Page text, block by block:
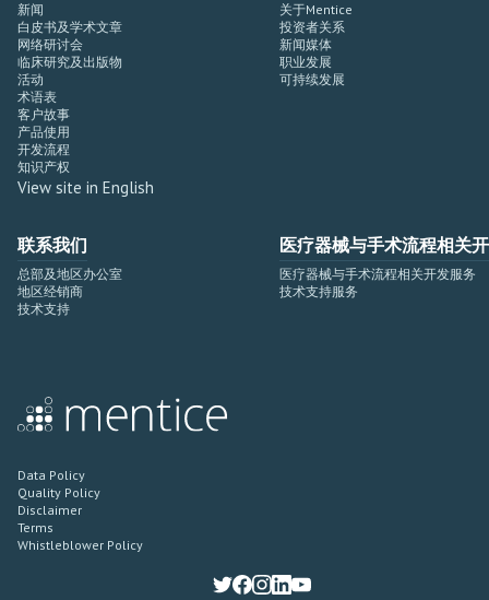
新闻
白皮书及学术文章
网络研讨会
临床研究及出版物
活动
术语表
客户故事
产品使用
开发流程
知识产权
View site in English
关于Mentice
投资者关系
新闻媒体
职业发展
可持续发展
联系我们
总部及地区办公室
地区经销商
技术支持
医疗器械与手术流程相关
医疗器械与手术流程相关开发服务
技术支持服务
Data Policy
Quality Policy
Disclaimer
Terms
Whistleblower Policy